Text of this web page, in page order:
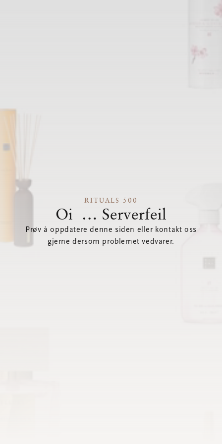
RITUALS 500
Oi … Serverfeil
Prøv å oppdatere denne siden eller kontakt oss
gjerne dersom problemet vedvarer.